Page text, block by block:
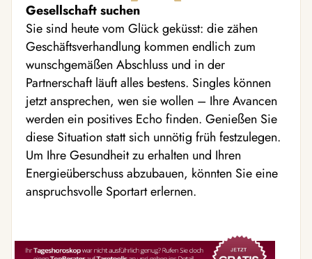
Gesellschaft suchen
Sie sind heute vom Glück geküsst: die zähen
Geschäftsverhandlung kommen endlich zum
wunschgemäßen Abschluss und in der
Partnerschaft läuft alles bestens. Singles können
jetzt ansprechen, wen sie wollen – Ihre Avancen
werden ein positives Echo finden. Genießen Sie
diese Situation statt sich unnötig früh festzulegen.
Um Ihre Gesundheit zu erhalten und Ihren
Energieüberschuss abzubauen, könnten Sie eine
anspruchsvolle Sportart erlernen.